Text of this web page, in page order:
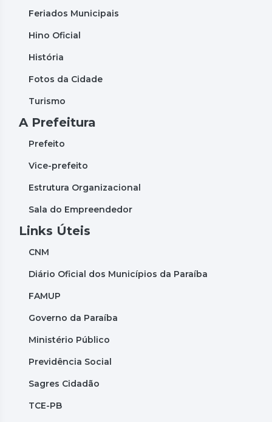
Feriados Municipais
Hino Oficial
História
Fotos da Cidade
Turismo
A Prefeitura
Prefeito
Vice-prefeito
Estrutura Organizacional
Sala do Empreendedor
Links Úteis
CNM
Diário Oficial dos Municípios da Paraíba
FAMUP
Governo da Paraíba
Ministério Público
Previdência Social
Sagres Cidadão
TCE-PB